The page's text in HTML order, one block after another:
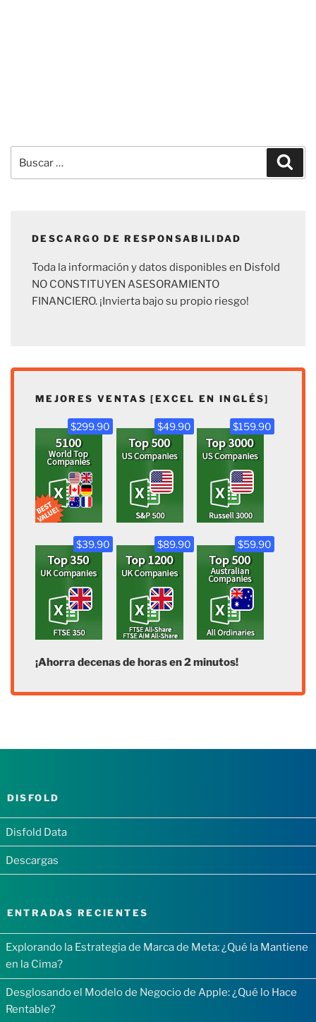
por:
DESCARGO DE RESPONSABILIDAD
Toda la información y datos disponibles en Disfold
NO CONSTITUYEN ASESORAMIENTO
FINANCIERO. ¡Invierta bajo su propio riesgo!
MEJORES VENTAS [EXCEL EN INGLÉS]
$299.90 $49.90 $159.90
$39.90 $89.90 $59.90
¡Ahorra decenas de horas en 2 minutos!
DISFOLD
Disfold Data
Descargas
ENTRADAS RECIENTES
Explorando la Estrategia de Marca de Meta: ¿Qué la Mantiene
en la Cima?
Desglosando el Modelo de Negocio de Apple: ¿Qué lo Hace
Rentable?